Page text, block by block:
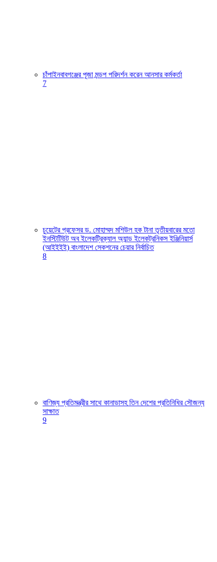
চাঁপাইনবাবগঞ্জের পূজা মন্ডপ পরিদর্শন করেন আনসার কর্মকর্তা
7
চুয়েটের প্রফেসর ড. মোহাম্মদ মশিউল হক টানা তৃতীয়বারের মতো
ইনস্টিটিউট অব ইলেকট্রিক্যাল অ্যান্ড ইলেকট্রনিকস ইঞ্জিনিয়ার্স
(আইইইই) বাংলাদেশ সেকশনের চেয়ার নির্বাচিত
8
বাণিজ্য প্রতিমন্ত্রীর সাথে কানাডাসহ তিন দেশের প্রতিনিধির সৌজন্য
সাক্ষাত
9